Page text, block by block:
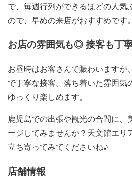
で、毎週行列ができるほどの人気
ので、早めの来店がおすすめです。
お店の雰囲気も◎ 接客も丁
お昼時はお客さんで賑わいますが
で丁寧な接客。落ち着いた雰囲気
ゆっくり楽しめます。
鹿児島での出張や観光の合間に、
ージしてみませんか？天文館エリ
立ち寄ってみてくださいね♪
店舗情報